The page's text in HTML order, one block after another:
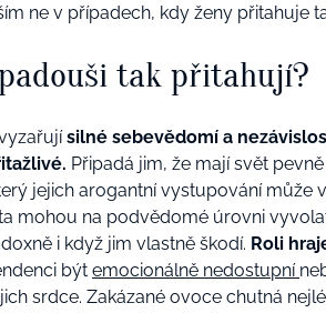
ne v případech, kdy ženy přitahuje
tak přitahují?
silné sebevědomí a
Připadá jim, že mají svět
jejich arogantní vystupování může
mohou na podvědomé úrovni
i když jim vlastně škodí. Roli
být emocionálně nedostupní
srdce. Zakázané ovoce chutná